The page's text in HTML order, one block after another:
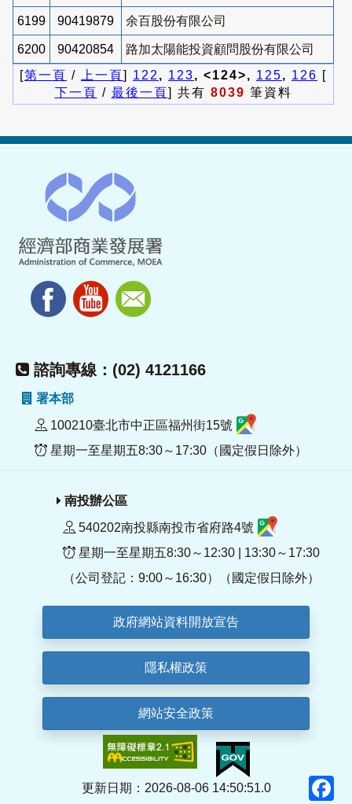
6199 90419879 余百股份有限公司
6200 90420854
路加太陽能投資顧問股份有限公司
[第一頁 / 上一頁] 122 , 123, <124>, 125, 126 [
下一頁 / 最後一頁] 共有 8039 筆資料
諮詢專線：(02) 4121166
署本部
100210臺北市中正區福州街15號
星期一至星期五8:30～17:30（國定假日除外）
南投辦公區
540202南投縣南投市省府路4號
星期一至星期五8:30～12:30 | 13:30～17:30
（公司登記：9:00～16:30）（國定假日除外）
政府網站資料開放宣告
隱私權政策
網站安全政策
更新日期：2026-08-06 14:50:51.0